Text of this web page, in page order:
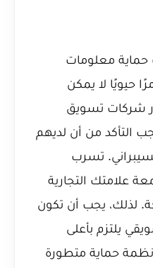
حماية معلومات
حيويًا لا يمكن
شركات تسويق
التأكد من أن لديهم
تسرب
علامتك التجارية
لذلك، يجب أن تكون
يلتزم بأعلى
حماية متطورة